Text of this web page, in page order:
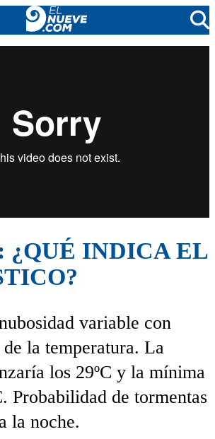
¿QUÉ INDICA EL
variable con
la temperatura. La
los 29ºC y la mínima
Probabilidad de tormentas
la noche.